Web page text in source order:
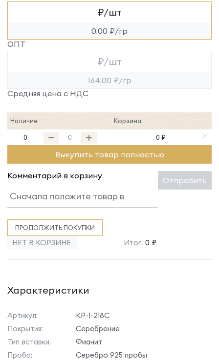
₽/шт
0.00 ₽/гр
ОПТ
₽/шт
164.00 ₽/гр
Средняя цена с НДС
Наличие Корзина
0 0 ₽
Выкупить товар полностью
Комментарий в корзину Отправить
ПРОДОЛЖИТЬ ПОКУПКИ
НЕТ В КОРЗИНЕ Итог: 0 ₽
Характеристики
Артикул:
КР-1-218С
Покрытия:
Серебрение
Тип вставки:
Фианит
Проба:
Серебро 925 пробы